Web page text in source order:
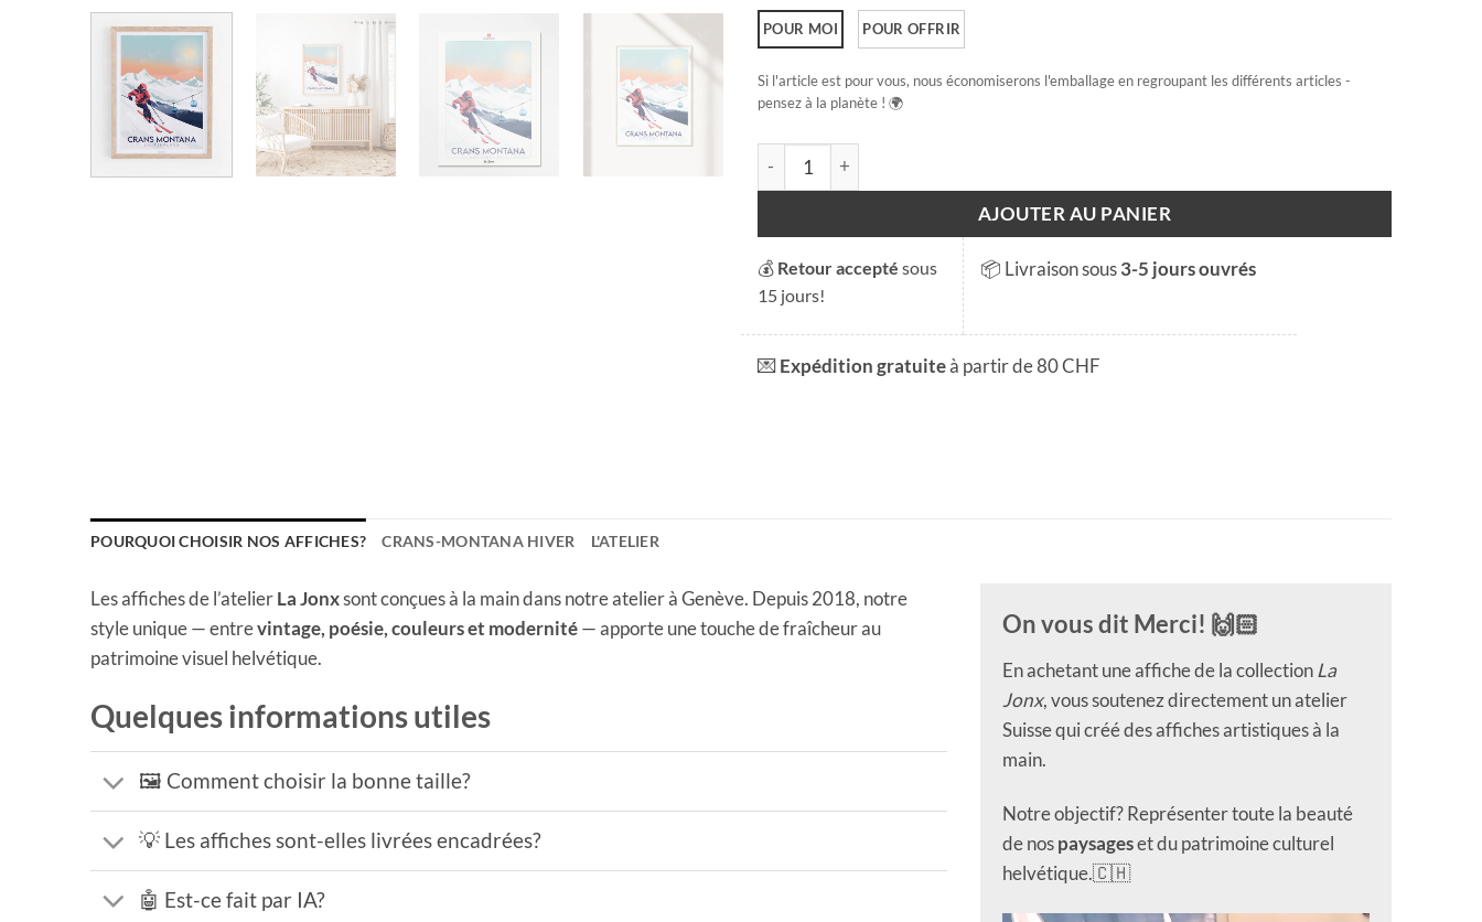
POUR MOI POUR OFFRIR
Si l'article est pour vous, nous économiserons l'emballage en regroupant les différents articles -
pensez à la planète ! 🌍
quantité de Crans-Montana Hiver
AJOUTER AU PANIER
💰 Retour accepté sous
15 jours!
📦 Livraison sous3-5 jours ouvrés
💌Expédition gratuiteà partir de 80 CHF
POURQUOI CHOISIR NOS AFFICHES? CRANS-MONTANA HIVER L'ATELIER
Les affiches de l’atelierLa Jonxsont conçues à la main dans notre atelier à Genève. Depuis 2018, notre
style unique — entrevintage, poésie, couleurs et modernité— apporte une touche de fraîcheur au
patrimoine visuel helvétique.
Quelques informations utiles
🖼️ Comment choisir la bonne taille?
💡 Les affiches sont-elles livrées encadrées?
🤖 Est-ce fait par IA?
On vous dit Merci! 🙌🏻
En achetant une affiche de la collection La
Jonx, vous soutenez directement un atelier
Suisse qui créé des affiches artistiques à la
main.
Notre objectif? Représenter toute la beauté
de nospaysageset du patrimoine culturel
helvétique.🇨🇭